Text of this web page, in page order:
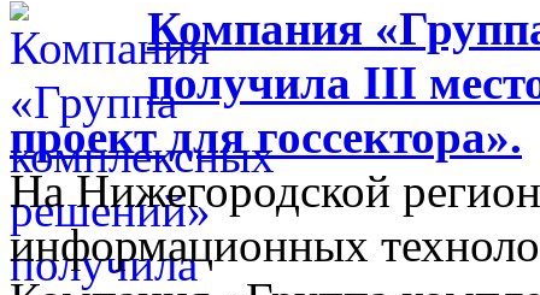
Компания
получила III
проект для госсектора».
На Нижегородской
информационных